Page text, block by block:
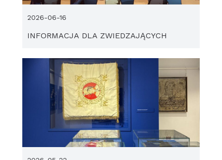
INFORMACJA DLA ZWIEDZAJĄCYCH
2026-06-16